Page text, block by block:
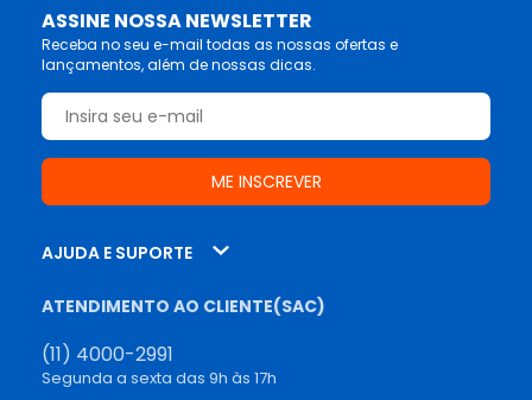
ASSINE NOSSA NEWSLETTER
Receba no seu e-mail todas as nossas ofertas e
lançamentos, além de nossas dicas.
AJUDA E SUPORTE
ATENDIMENTO AO CLIENTE(SAC)
(11) 4000-2991
Segunda a sexta das 9h às 17h